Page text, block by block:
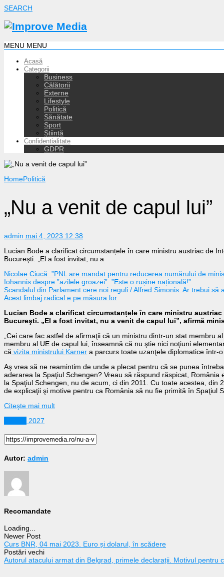
SEARCH
MENU MENU
Acasă
Categorii
Business
Călătorii
Externe
Lifestyle
Politică
Sănătate
Sport
Știință
Confidentialitate
GDPR
HomePolitică
„Nu a venit de capul lui”
admin mai 4, 2023 12:38
Lucian Bode a clarificat circumstanțele în care ministru austriac de
Bucureşti. „El a fost invitat, nu a
Nicolae Ciucă: ”PNL are mandat pentru reducerea numărului de
Iohannis despre ”azilele groazei”: ”Este o rușine națională!”
Scandalul din Parlament cere noi reguli / Alfred Simonis: Ar trebui să
Acest limbaj radical e pe măsura lor
Lucian Bode a clarificat circumstanțele în care ministru austriac
Bucureşti. „El a fost invitat, nu a venit de capul lui”, afirmă
„Cei care fac astfel de afirmaţii că un ministru dintr-un stat membru
membru al UE de capul lui, înseamnă că nu ştie nici noţiuni
că vizita ministrului Karner a parcurs toate uzanţele diplomatice într-
Aş vrea să ne reamintim de unde a plecat pentru că se punea
aderarea la Spaţiul Schengen? Vreau să răspund răspicat,
la Spaţiul Schengen, nu de acum, ci din 2011. Cu toate acestea, din
de explicaţii şi motive pentru ca România să nu fie primită în Spaţiul
Citeşte mai mult
2027
Autor: admin
Recomandate
Loading...
Newer Post
Curs BNR, 04 mai 2023. Euro și dolarul, în scădere
Postări vechi
Autorul atacului armat din Belgrad, primele declarații. Motivul pentru